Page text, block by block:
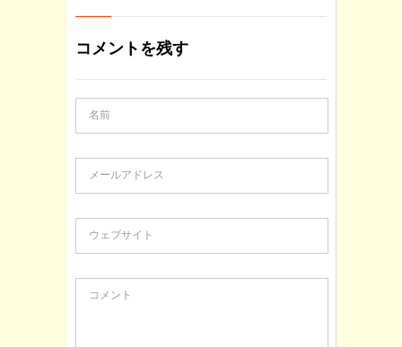
コメントを残す
名前
メールアドレス
ウェブサイト
コメント